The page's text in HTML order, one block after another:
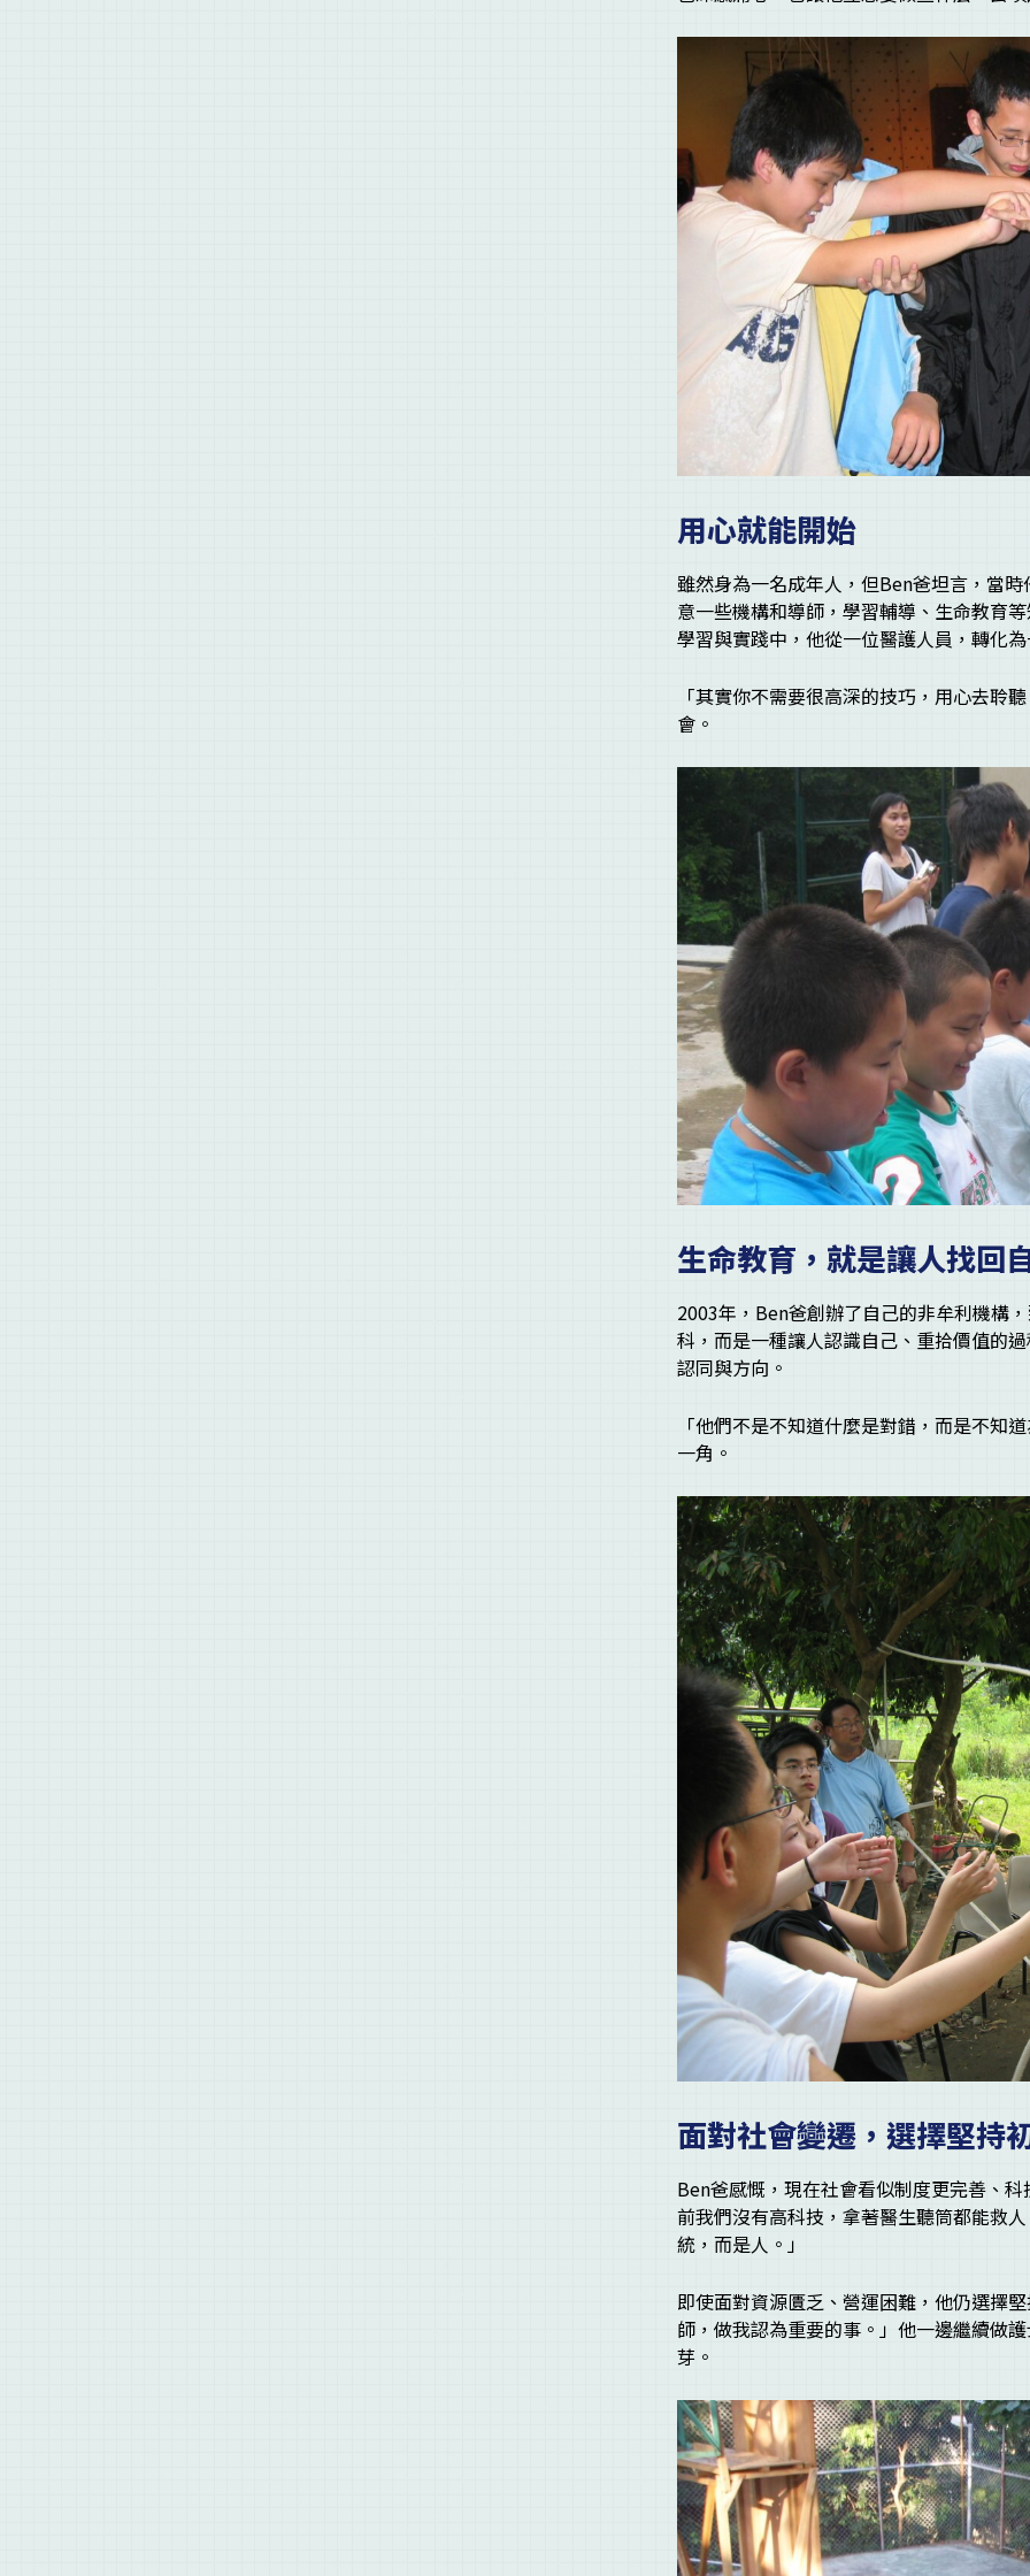
用心就能開始
雖然身為一名成年人，但Ben爸坦言，當
意一些機構和導師，學習輔導、生命教育
學習與實踐中，他從一位醫護人員，轉化
「其實你不需要很高深的技巧，用心去聆
會。
生命教育，就是讓人找回
2003年，Ben爸創辦了自己的非牟利機構
科，而是一種讓人認識自己、重拾價值的
認同與方向。
「他們不是不知道什麼是對錯，而是不知
一角。
面對社會變遷，選擇堅持
Ben爸感慨，現在社會看似制度更完善、
前我們沒有高科技，拿著醫生聽筒都能救
統，而是人。」
即使面對資源匱乏、營運困難，他仍選擇
師，做我認為重要的事。」他一邊繼續做
芽。